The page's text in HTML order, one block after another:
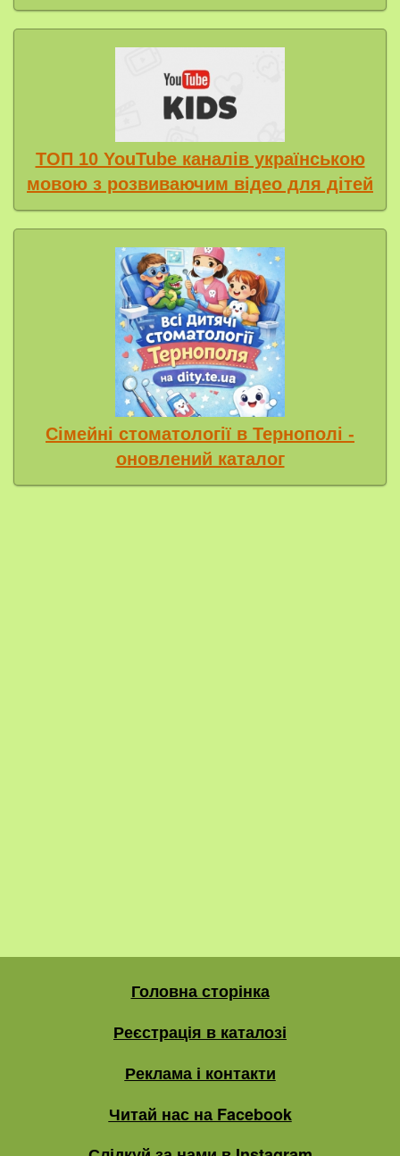
ТОП 10 YouTube каналів українською
мовою з розвиваючим відео для дітей
Сімейні стоматології в Тернополі -
оновлений каталог
Головна сторінка
Реєстрація в каталозі
Реклама і контакти
Читай нас на Facebook